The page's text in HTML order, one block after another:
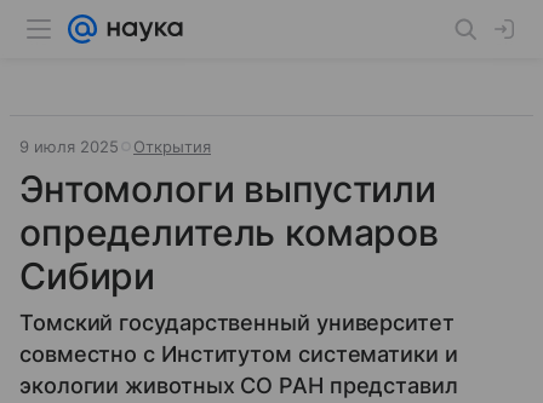
9 июля 2025 Открытия
Энтомологи выпустили
определитель комаров
Сибири
Томский государственный университет
совместно с Институтом систематики и
экологии животных СО РАН представил